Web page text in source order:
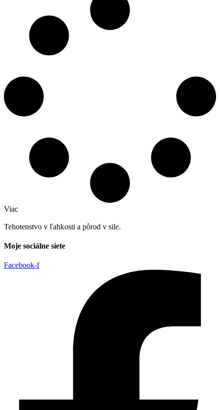
Viac
Tehotenstvo v ľahkosti a pôrod v sile.
Moje sociálne siete
Facebook-f